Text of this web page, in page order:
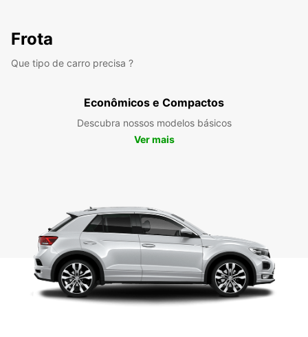
Frota
Que tipo de carro precisa ?
Econômicos e Compactos
Descubra nossos modelos básicos
Ver mais